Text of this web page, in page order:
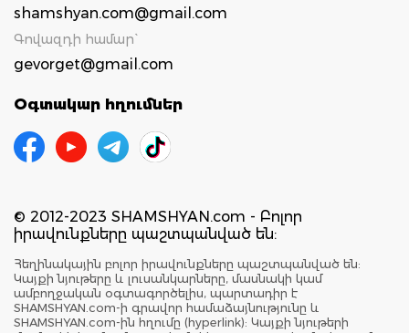
shamshyan.com@gmail.com
Գովազդի համար`
gevorget@gmail.com
Օգտակար հղումներ
© 2012-2023 SHAMSHYAN.com - Բոլոր
իրավունքները պաշտպանված են:
Հեղինակային բոլոր իրավունքները պաշտպանված են:
Կայքի նյութերը և լուսանկարները, մասնակի կամ
ամբողջական օգտագործելիս, պարտադիր է
SHAMSHYAN.com-ի գրավոր համաձայնությունը և
SHAMSHYAN.com-ին հղումը (hyperlink): Կայքի նյութերի